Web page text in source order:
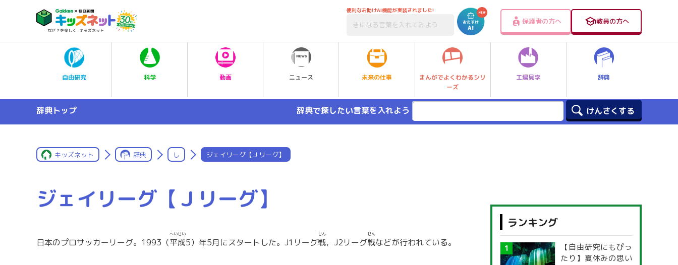
便利なお助けAI機能が実装されました!
保護者の方へ 教員の方へ
自由研究 科学 動画 ニュース 未来の仕事
まんがでよくわかるシリ
ーズ
工場見学 辞典
辞典トップ 辞典で探したい言葉を入れよう
キッズネット 辞典 し ジェイリーグ【Ｊリーグ】
ジェイリーグ【Ｊリーグ】
日本のプロサッカーリーグ。1993（平成
へいせい
5）年5月にスタートした。J1リーグ戦
せん
，J2リーグ戦
せん
などが行われている。
ランキング
【自由研究にもぴっ
たり】夏休みの思い